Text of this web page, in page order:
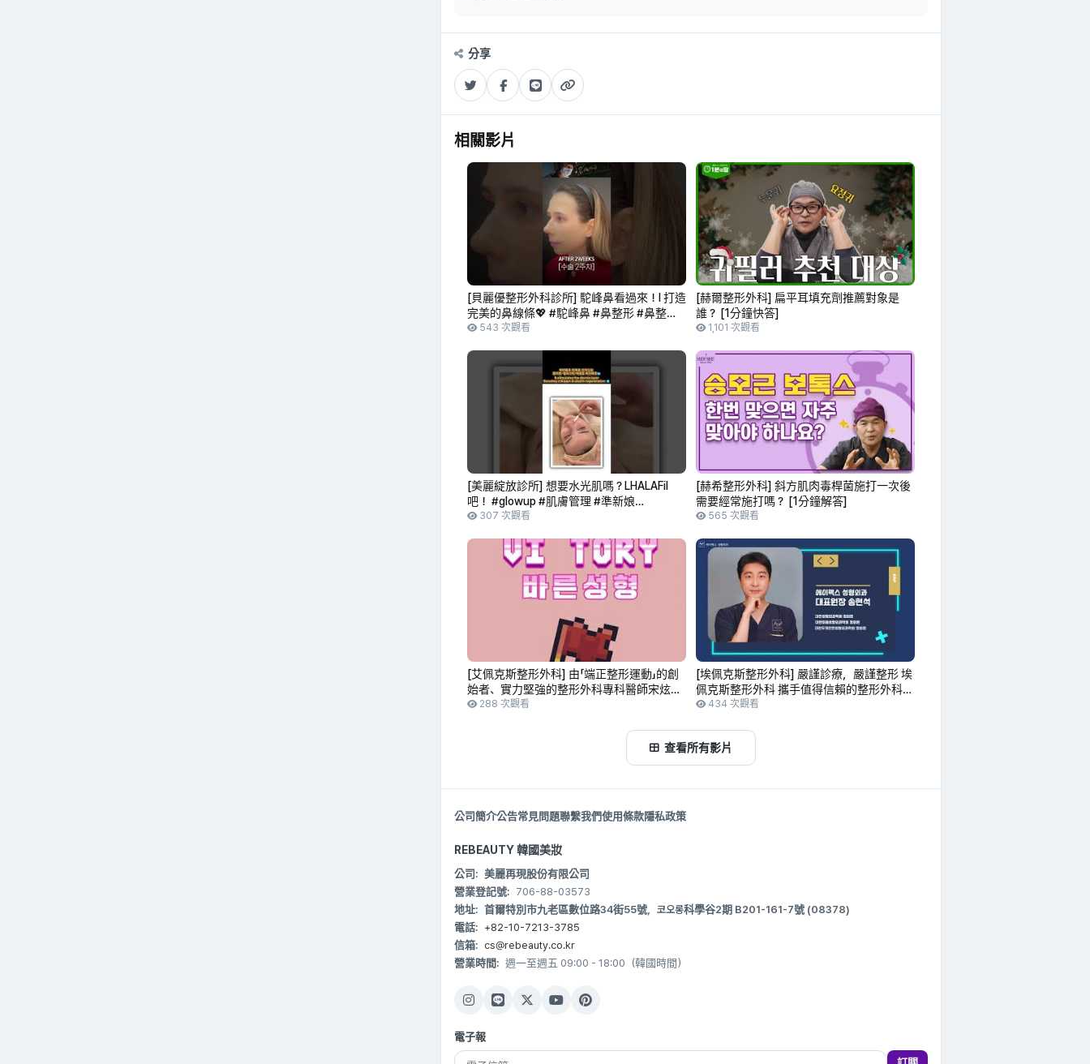
分享
相關影片
[貝麗優整形外科診所] 駝峰鼻看過來！l 打造
完美的鼻線條💖 #駝峰鼻 #鼻整形 #鼻整形
手術543 次觀看
[赫爾整形外科] 扁平耳填充劑推薦對象是
誰？ [1分鐘快答]
1,101 次觀看
[美麗綻放診所] 想要水光肌嗎？LHALAFil
吧！ #glowup #肌膚管理 #準新娘
#glowyskin #皮膚科療程推薦 #kbeauty
307 次觀看
[赫希整形外科] 斜方肌肉毒桿菌施打一次後
需要經常施打嗎？ [1分鐘解答]
565 次觀看
[艾佩克斯整形外科] 由「端正整形運動」的創
始者、實力堅強的整形外科專科醫師宋炫錫
院長主持的艾佩克斯整形外科
288 次觀看
[埃佩克斯整形外科] 嚴謹診療，嚴謹整形 埃
佩克斯整形外科 攜手值得信賴的整形外科專
科醫師宋炫錫院長
434 次觀看
查看所有影片
公司簡介公告常見問題聯繫我們使用條款隱私政策
REBEAUTY 韓國美妝
公司: 美麗再現股份有限公司
營業登記號: 706-88-03573
地址: 首爾特別市九老區數位路34街55號，코오롱科學谷2期 B201-161-7號 (08378)
電話: +82-10-7213-3785
信箱: cs@rebeauty.co.kr
營業時間: 週一至週五 09:00 - 18:00（韓國時間）
電子報